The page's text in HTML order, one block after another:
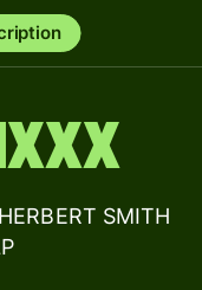
SMITH